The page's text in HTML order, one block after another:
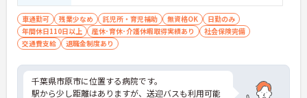
車通勤可 残業少なめ 託児所・育児補助 無資格OK
日勤のみ
年間休日110日以上
産休･育休･介護休暇取得実績あり
社会保険完備
交通費支給
退職金制度あり
千葉県市原市に位置する病院です。
駅から少し距離はありますが、送迎バスも利用可能